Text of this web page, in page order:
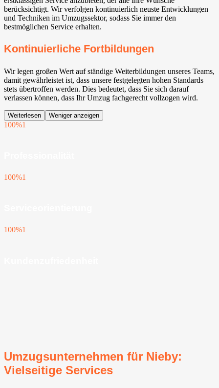
berücksichtigt. Wir verfolgen kontinuierlich neuste Entwicklungen
und Techniken im Umzugssektor, sodass Sie immer den
bestmöglichen Service erhalten.
Kontinuierliche Fortbildungen
Wir legen großen Wert auf ständige Weiterbildungen unseres Teams,
damit gewährleistet ist, dass unsere festgelegten hohen Standards
stets übertroffen werden. Dies bedeutet, dass Sie sich darauf
verlassen können, dass Ihr Umzug fachgerecht vollzogen wird.
Weiterlesen Weniger anzeigen
100%1
100%1
100%1
Umzugsunternehmen für Nieby:
Vielseitige Services